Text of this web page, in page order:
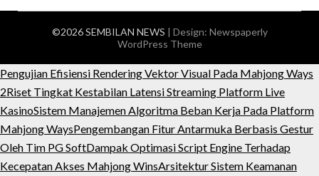
©2026 SEMBILAN NEWS | Design: Newspaperly
WordPress Theme
Pengujian Efisiensi Rendering Vektor Visual Pada Mahjong Ways
2Riset Tingkat Kestabilan Latensi Streaming Platform Live
KasinoSistem Manajemen Algoritma Beban Kerja Pada Platform
Mahjong WaysPengembangan Fitur Antarmuka Berbasis Gestur
Oleh Tim PG SoftDampak Optimasi Script Engine Terhadap
Kecepatan Akses Mahjong WinsArsitektur Sistem Keamanan